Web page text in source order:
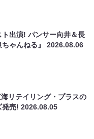
ト出演! パンサー向井＆長
ちゃんねる』2026.08.06
リテイリング・プラスの
発売!2026.08.05